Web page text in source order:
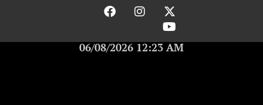
06/08/2026 12:23 AM